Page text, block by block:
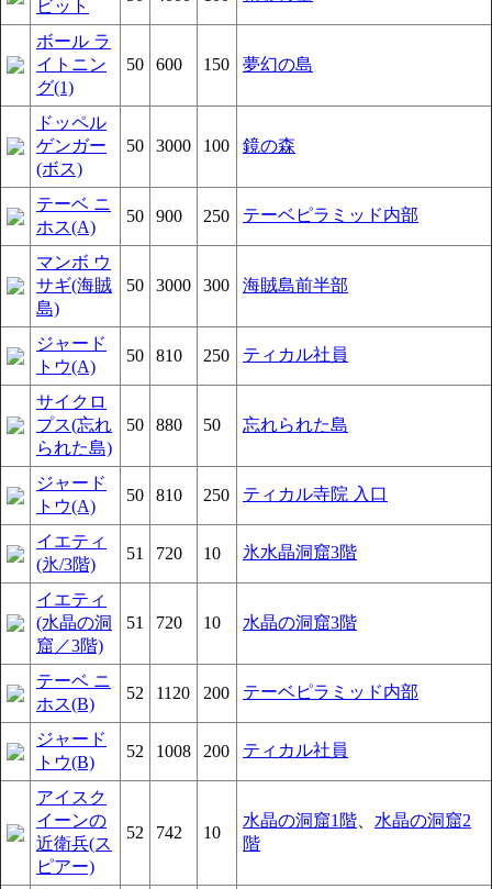
ビット
ボール ラ
イトニン
グ(1)
50 600 150 夢幻の島
ドッペル
ゲンガー
(ボス)
50 3000 100 鏡の森
テーベ ニ
ホス(A)
50 900 250 テーベピラミッド内部
マンボ ウ
サギ(海賊
島)
50 3000 300 海賊島前半部
ジャード
トウ(A)
50 810 250 ティカル社員
サイクロ
プス(忘れ
られた島)
50 880 50 忘れられた島
ジャード
トウ(A)
50 810 250 ティカル寺院 入口
イエティ
(氷/3階)
51 720 10 氷水晶洞窟3階
イエティ
(水晶の洞
窟／3階)
51 720 10 水晶の洞窟3階
テーベ ニ
ホス(B)
52 1120 200 テーベピラミッド内部
ジャード
トウ(B)
52 1008 200 ティカル社員
アイスク
イーンの
近衛兵(ス
ピアー)
52 742 10
水晶の洞窟1階
水晶の洞窟2
階